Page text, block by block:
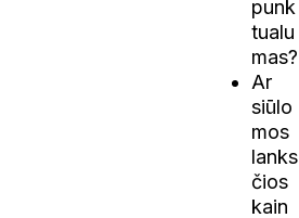
punk
tualu
mas?
Ar
siūlo
mos
lanks
čios
kain